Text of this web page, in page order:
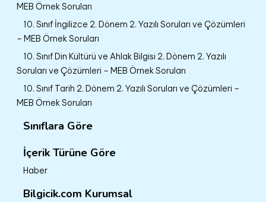
MEB Örnek Soruları
10. Sınıf İngilizce 2. Dönem 2. Yazılı Soruları ve Çözümleri
– MEB Örnek Soruları
10. Sınıf Din Kültürü ve Ahlak Bilgisi 2. Dönem 2. Yazılı
Soruları ve Çözümleri – MEB Örnek Soruları
10. Sınıf Tarih 2. Dönem 2. Yazılı Soruları ve Çözümleri –
MEB Örnek Soruları
Sınıflara Göre
İçerik Türüne Göre
Haber
Bilgicik.com Kurumsal